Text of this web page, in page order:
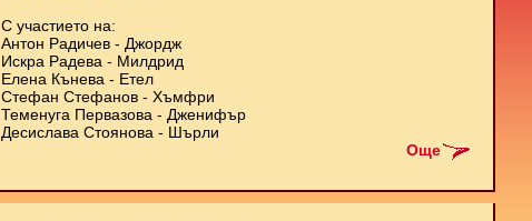
С участието на:
Антон Радичев - Джордж
Искра Радева - Милдрид
Елена Кънева - Етел
Стефан Стефанов - Хъмфри
Теменуга Первазова - Дженифър
Десислава Стоянова - Шърли
Още